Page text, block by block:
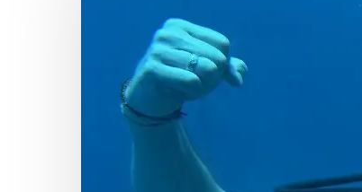
Hit enter to search or ESC to close